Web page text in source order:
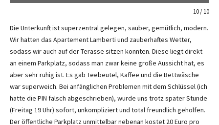
10 10
Die Unterkunft ist superzentral gelegen, sauber, gemütlich, modern.
Wir hatten das Apartement Lamberti und zauberhaftes Wetter,
sodass wir auch auf der Terasse sitzen konnten. Diese liegt direkt
an einem Parkplatz, sodass man zwar keine große Aussicht hat, es
aber sehr ruhig ist. Es gab Teebeutel, Kaffee und die Bettwäsche
war superweich. Bei anfänglichen Problemen mit dem Schlüssel (ich
hatte die PIN falsch abgeschrieben), wurde uns trotz später Stunde
(Freitag 19 Uhr) sofort, unkompliziert und total freundlich geholfen.
Der öffentliche Parkplatz unmittelbar nebenan kostet 20 Euro pro